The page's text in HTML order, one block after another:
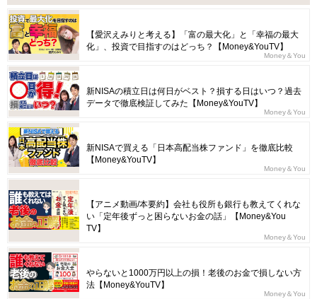
【愛沢えみりと考える】「富の最大化」と「幸福の最大
化」、投資で目指すのはどっち？【Money&YouTV】
Money＆You
新NISAの積立日は何日がベスト？損する日はいつ？過去
データで徹底検証してみた【Money&YouTV】
Money＆You
新NISAで買える「日本高配当株ファンド」を徹底比較
【Money&YouTV】
Money＆You
【アニメ動画/本要約】会社も役所も銀行も教えてくれな
い「定年後ずっと困らないお金の話」【Money&You
TV】
Money＆You
やらないと1000万円以上の損！老後のお金で損しない方
法【Money&YouTV】
Money＆You